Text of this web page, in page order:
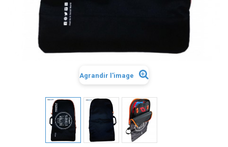
Agrandir l'image